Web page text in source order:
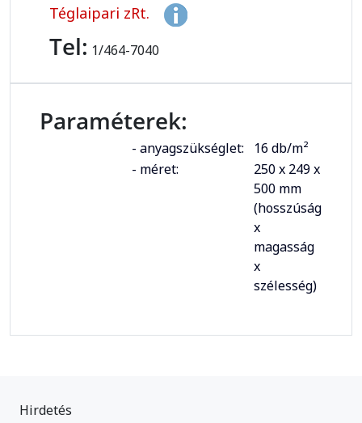
Téglaipari zRt.
Tel: 1/464-7040
Paraméterek:
- anyagszükséglet:
16 db/m²
- méret:
250 x 249 x
500 mm
(hosszúság
x
magasság
x
szélesség)
Hirdetés